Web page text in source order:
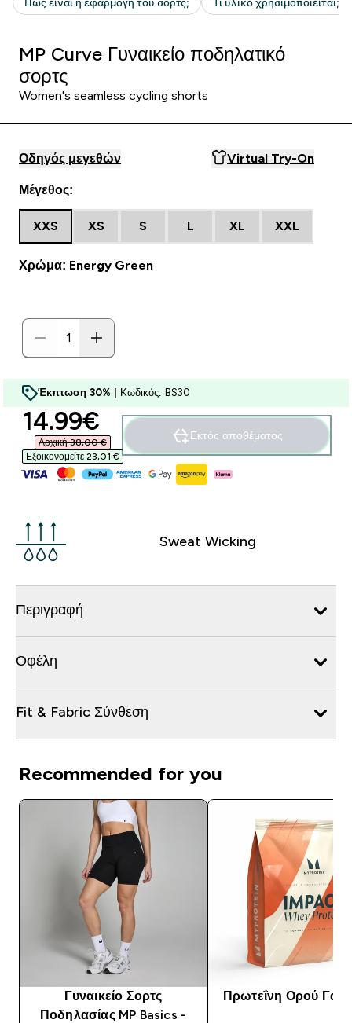
MP Curve Γυναικείο ποδηλατικό
σορτς
Women's seamless cycling shorts
Οδηγός μεγεθών Virtual Try-On
Μέγεθος:
XXS XS S L XL XXL
Χρώμα: Energy Green
Έκπτωση 30% | Κωδικός: BS30
discounted price
14.99€‎
Αρχική 38,00 €‎
Εξοικονομείτε 23,01 €‎
Εκτός αποθέματος
Sweat Wicking
Περιγραφή
Οφέλη
Fit & Fabric Σύνθεση
Recommended for you
Γυναικείο Σορτς
Ποδηλασίας MP Basics -
Πρωτεΐνη Ορού